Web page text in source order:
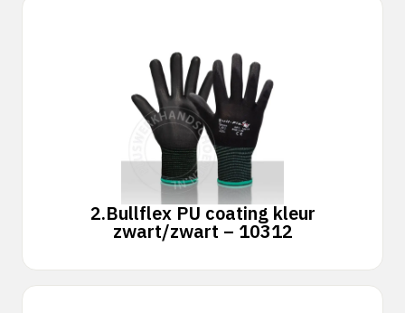
2.Bullflex PU coating kleur
zwart/zwart – 10312